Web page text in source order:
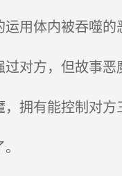
用体内被吞噬的
对方，但故事恶
拥有能控制对方